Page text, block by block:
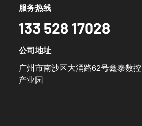
服务热线
133 528 17028
公司地址
广州市南沙区大涌路62号鑫泰数控
产业园